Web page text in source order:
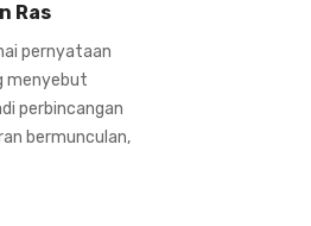
Ras
pernyataan
menyebut
perbincangan
bermunculan,